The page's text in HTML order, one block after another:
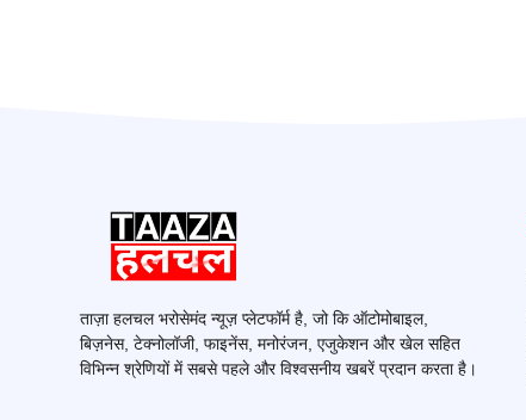
ताज़ा हलचल भरोसेमंद न्यूज़ प्लेटफॉर्म है, जो कि ऑटोमोबाइल,
बिज़नेस, टेक्नोलॉजी, फाइनेंस, मनोरंजन, एजुकेशन और खेल सहित
विभिन्न श्रेणियों में सबसे पहले और विश्वसनीय खबरें प्रदान करता है।